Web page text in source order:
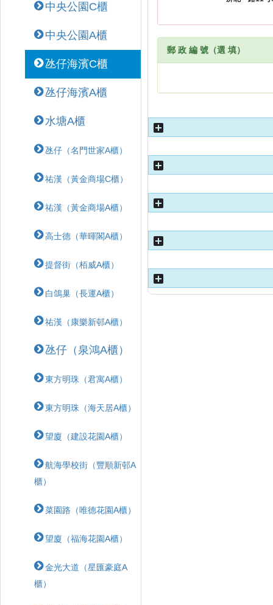
中央公園C櫃
中央公園A櫃
氹仔海濱C櫃
氹仔海濱A櫃
水塘A櫃
氹仔（名門世家A櫃）
祐漢（黃金商場C櫃）
祐漢（黃金商場A櫃）
高士德（華暉閣A櫃）
提督街（栢威A櫃）
白鴿巢（長運A櫃）
祐漢（康樂新邨A櫃）
氹仔（泉鴻A櫃）
東方明珠（君寓A櫃）
東方明珠（海天居A櫃）
望廈（建設花園A櫃）
航海學校街（豐順新邨A
櫃）
菜園路（唯德花園A櫃）
望廈（福海花園A櫃）
金光大道（星匯豪庭A
櫃）
郵 政 編 號（選 填）